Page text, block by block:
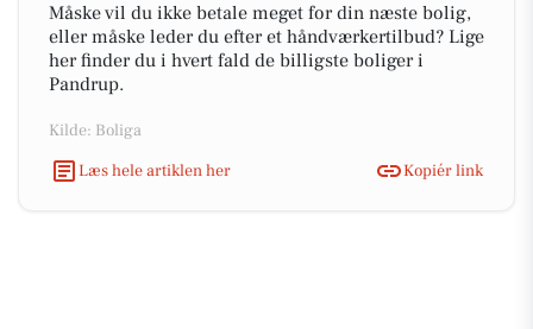
Måske vil du ikke betale meget for din næste bolig,
eller måske leder du efter et håndværkertilbud? Lige
her finder du i hvert fald de billigste boliger i
Pandrup.
Kilde: Boliga
Læs hele artiklen her
Kopiér link